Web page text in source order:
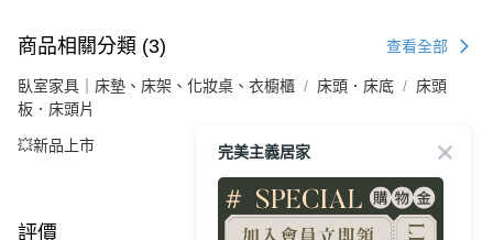
商品相關分類 (3) 查看全部
臥室家具｜床墊、床架、化妝桌、衣櫥櫃 床頭．床底
床頭
板．床頭片
💥新品上市
評價
完美主義居家